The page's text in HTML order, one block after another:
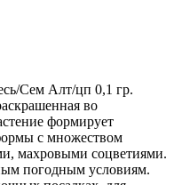
Сем Алт/цп 0,1 гр.
во
формирует
с множеством
махровыми соцветиями.
погодным условиям.